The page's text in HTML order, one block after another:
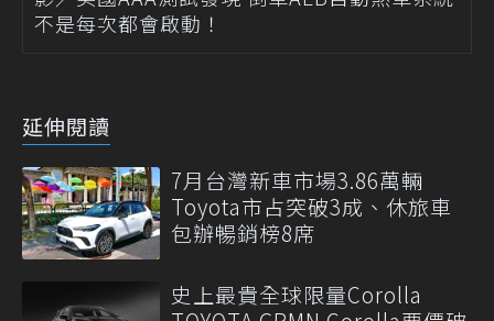
不是每次都會啟動！
延伸閱讀
7月台灣新車市場3.86萬輛
Toyota市占突破3成、休旅車
包辦暢銷榜8席
史上最貴全球限量Corolla